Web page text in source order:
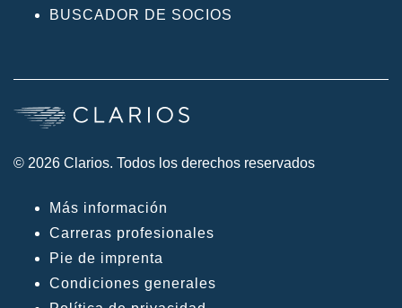
BUSCADOR DE SOCIOS
© 2026 Clarios. Todos los derechos reservados
Más información
Carreras profesionales
Pie de imprenta
Condiciones generales